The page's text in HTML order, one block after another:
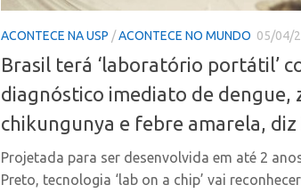
ACONTECE NA USP /ACONTECE NO MUNDO 05/04/
Brasil terá ‘laboratório portátil’
diagnóstico imediato de dengue,
chikungunya e febre amarela, diz
Projetada para ser desenvolvida em até 2
Preto, tecnologia ‘lab on a chip’ vai